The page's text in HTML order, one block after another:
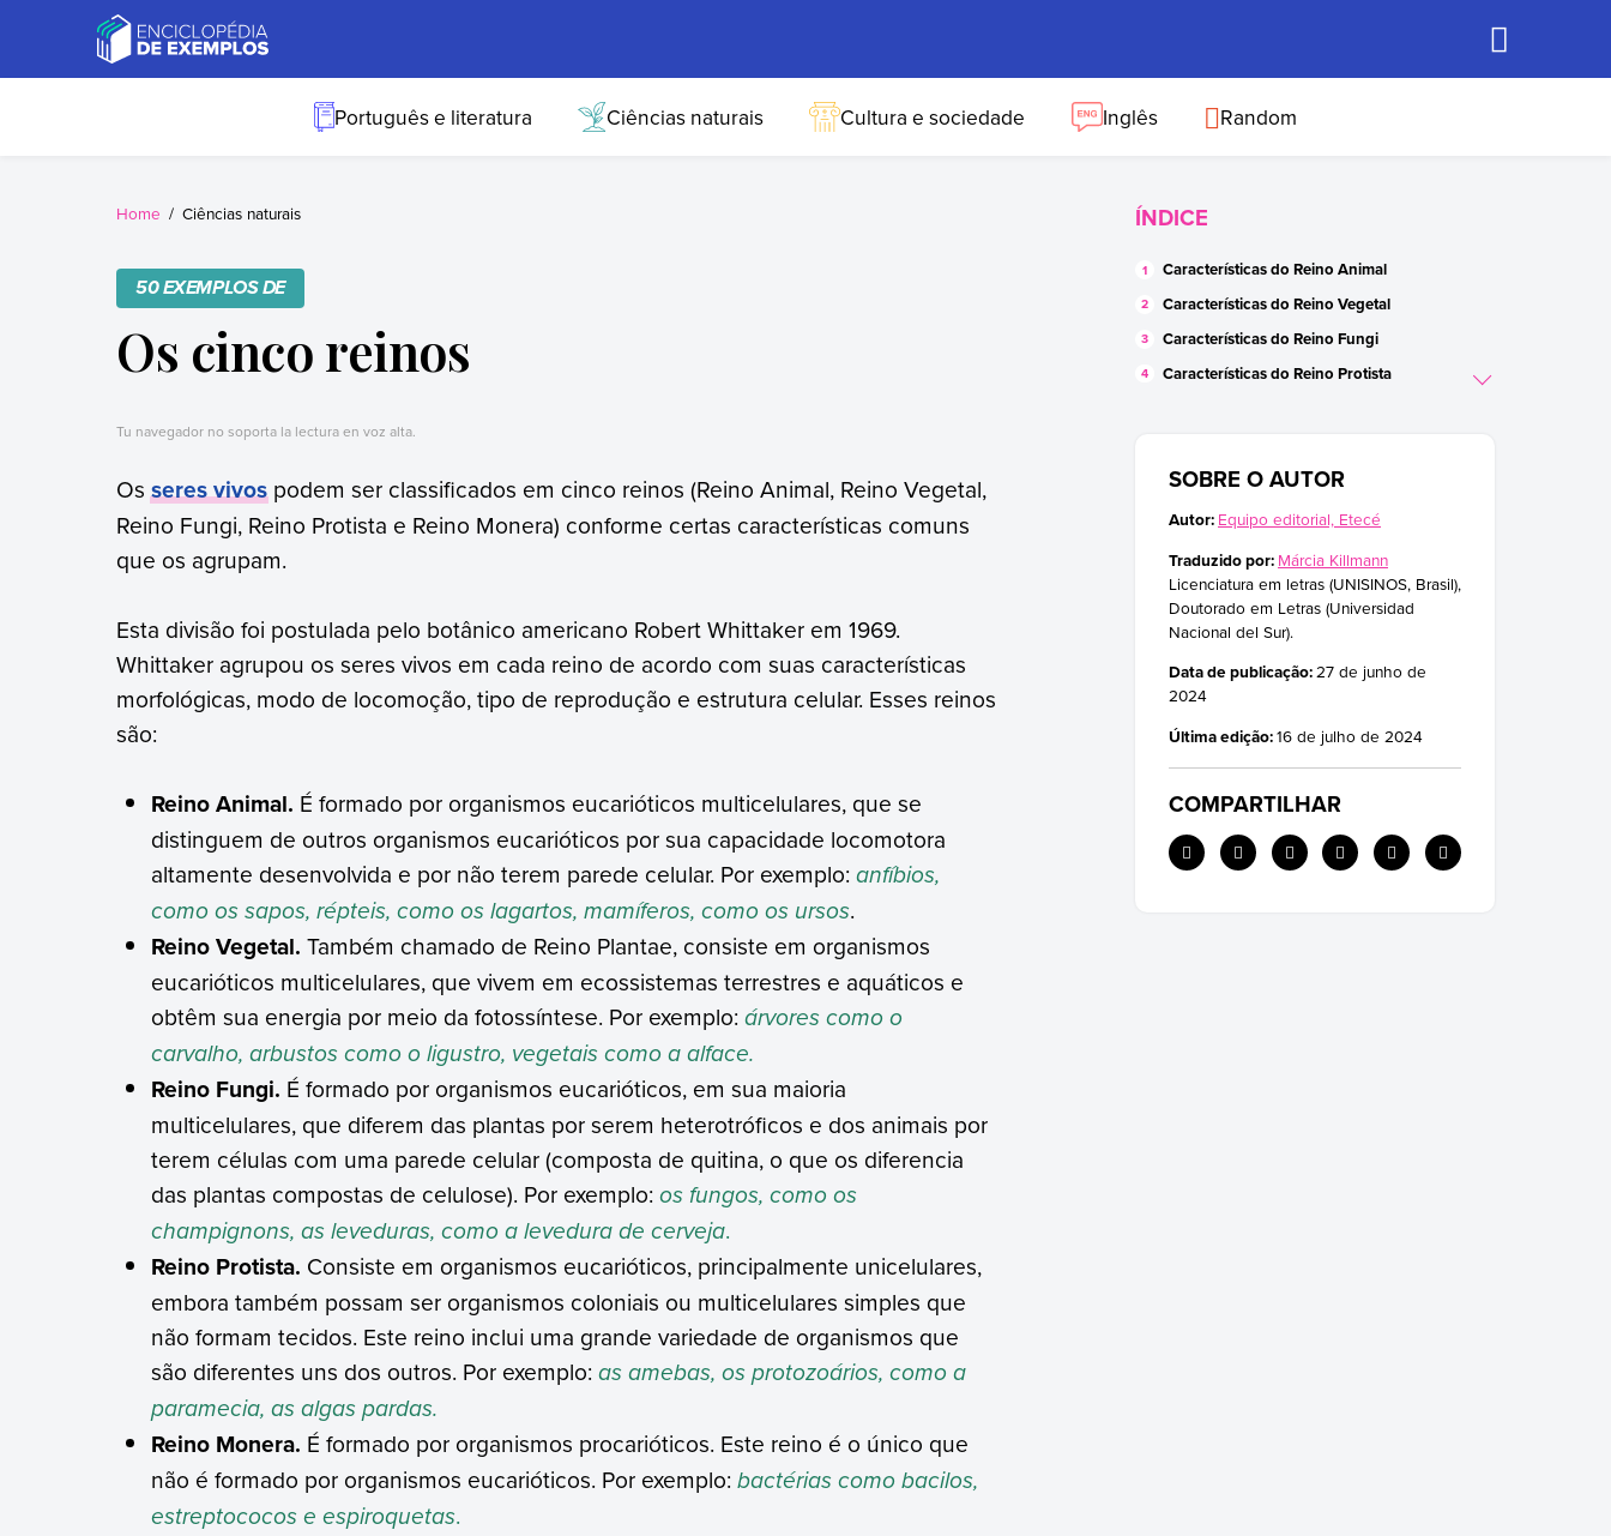
Exemplos
Precisa de
Português e literatura Ciências naturais Cultura e sociedade Inglês Random
Home Ciências naturais
50 EXEMPLOS DE
Os cinco reinos
Tu navegador no soporta la lectura en voz alta.
Osseres vivospodem ser classificados em cinco reinos (Reino Animal, Reino Vegetal,
Reino Fungi, Reino Protista e Reino Monera) conforme certas características comuns
que os agrupam.
Esta divisão foi postulada pelo botânico americano Robert Whittaker em 1969.
Whittaker agrupou os seres vivos em cada reino de acordo com suas características
morfológicas, modo de locomoção, tipo de reprodução e estrutura celular. Esses reinos
são:
Reino Animal. É formado por organismos eucarióticos multicelulares, que se
distinguem de outros organismos eucarióticos por sua capacidade locomotora
altamente desenvolvida e por não terem parede celular. Por exemplo:anfíbios,
como os sapos, répteis, como os lagartos, mamíferos, como os ursos.
Reino Vegetal. Também chamado de Reino Plantae, consiste em organismos
eucarióticos multicelulares, que vivem em ecossistemas terrestres e aquáticos e
obtêm sua energia por meio da fotossíntese. Por exemplo:árvores como o
carvalho, arbustos como o ligustro, vegetais como a alface.
Reino Fungi. É formado por organismos eucarióticos, em sua maioria
multicelulares, que diferem das plantas por serem heterotróficos e dos animais por
terem células com uma parede celular (composta de quitina, o que os diferencia
das plantas compostas de celulose). Por exemplo:os fungos, como os
champignons, as leveduras, como a levedura de cerveja.
Reino Protista. Consiste em organismos eucarióticos, principalmente unicelulares,
embora também possam ser organismos coloniais ou multicelulares simples que
não formam tecidos. Este reino inclui uma grande variedade de organismos que
são diferentes uns dos outros. Por exemplo:as amebas, os protozoários, como a
paramecia, as algas pardas.
Reino Monera. É formado por organismos procarióticos. Este reino é o único que
não é formado por organismos eucarióticos. Por exemplo:bactérias como bacilos,
estreptococos e espiroquetas.
ÍNDICE
Características do Reino Animal
Características do Reino Vegetal
Características do Reino Fungi
Características do Reino Protista
Exemplos do Reino Vegetal
Exemplos do Reino Fungi
Exemplos do Reino Monera
SOBRE O AUTOR
Autor: Equipo editorial, Etecé
Traduzido por: Márcia Killmann
Licenciatura em letras (UNISINOS, Brasil),
Doutorado em Letras (Universidad
Nacional del Sur).
Data de publicação:27 de junho de
2024
Última edição:16 de julho de 2024
COMPARTILHAR